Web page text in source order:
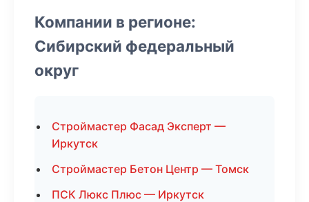
Компании в регионе:
Сибирский федеральный
округ
Строймастер Фасад Эксперт —
Иркутск
Строймастер Бетон Центр — Томск
ПСК Люкс Плюс — Иркутск